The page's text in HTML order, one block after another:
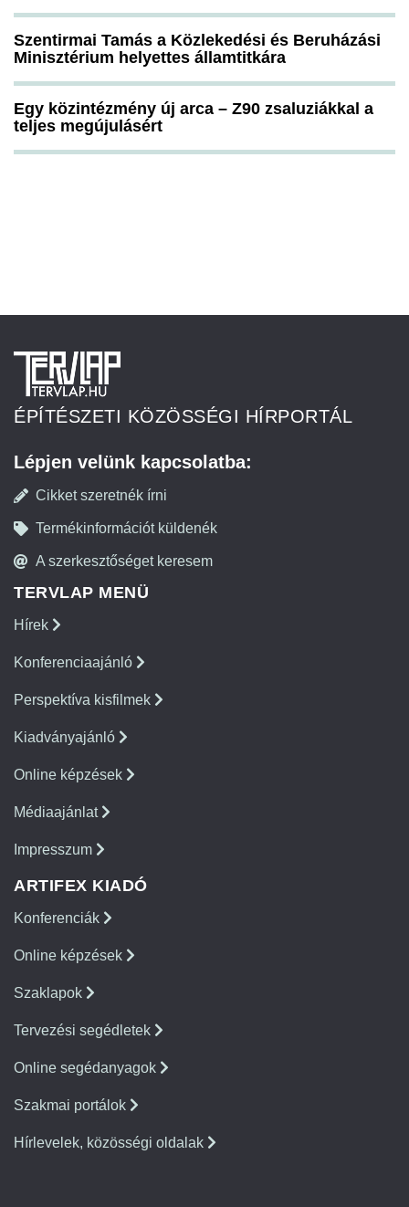
Szentirmai Tamás a Közlekedési és Beruházási
Minisztérium helyettes államtitkára
Egy közintézmény új arca – Z90 zsaluziákkal a
teljes megújulásért
ÉPÍTÉSZETI KÖZÖSSÉGI HÍRPORTÁL
Lépjen velünk kapcsolatba:
Cikket szeretnék írni
Termékinformációt küldenék
A szerkesztőséget keresem
TERVLAP MENÜ
Hírek
Konferenciaajánló
Perspektíva kisfilmek
Kiadványajánló
Online képzések
Médiaajánlat
Impresszum
ARTIFEX KIADÓ
Konferenciák
Online képzések
Szaklapok
Tervezési segédletek
Online segédanyagok
Szakmai portálok
Hírlevelek, közösségi oldalak